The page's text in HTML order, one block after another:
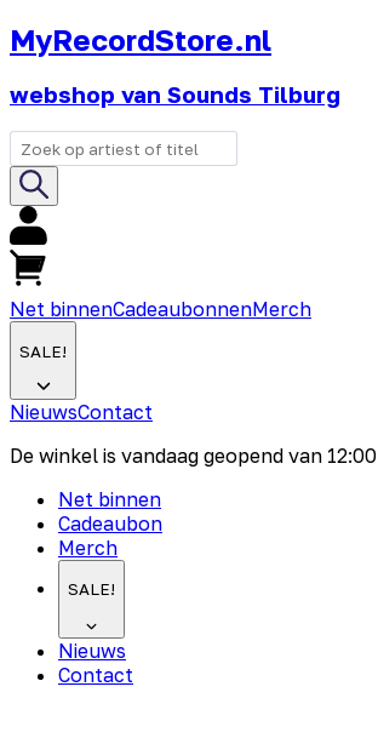
MyRecordStore.nl
webshop van Sounds Tilburg
Net binnenCadeaubonnenMerch
SALE!
NieuwsContact
De winkel is vandaag geopend van 12:00
Net binnen
Cadeaubon
Merch
SALE!
Nieuws
Contact